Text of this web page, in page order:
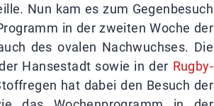
Nun kam es zum Gegenbesuch
in der zweiten Woche der
des ovalen Nachwuchses. Die
Hansestadt sowie in der Rugby-
hat dabei den Besuch der